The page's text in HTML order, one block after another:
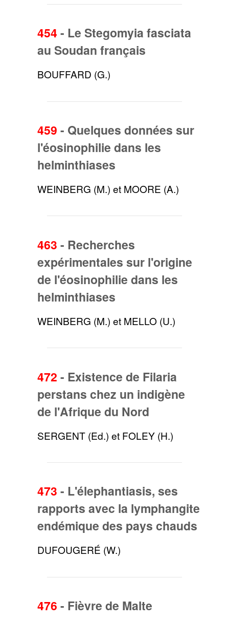
454 - Le Stegomyia fasciata
au Soudan français
BOUFFARD (G.)
459 - Quelques données sur
l'éosinophilie dans les
helminthiases
WEINBERG (M.) et MOORE (A.)
463 - Recherches
expérimentales sur l'origine
de l'éosinophilie dans les
helminthiases
WEINBERG (M.) et MELLO (U.)
472 - Existence de Filaria
perstans chez un indigène
de l'Afrique du Nord
SERGENT (Ed.) et FOLEY (H.)
473 - L'élephantiasis, ses
rapports avec la lymphangite
endémique des pays chauds
DUFOUGERÉ (W.)
476 - Fièvre de Malte